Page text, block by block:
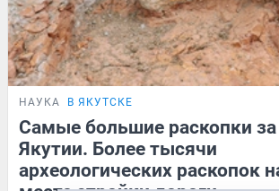
НАУКА В ЯКУТСКЕ
Самые большие раскопки за
Якутии. Более тысячи
археологических раскопок